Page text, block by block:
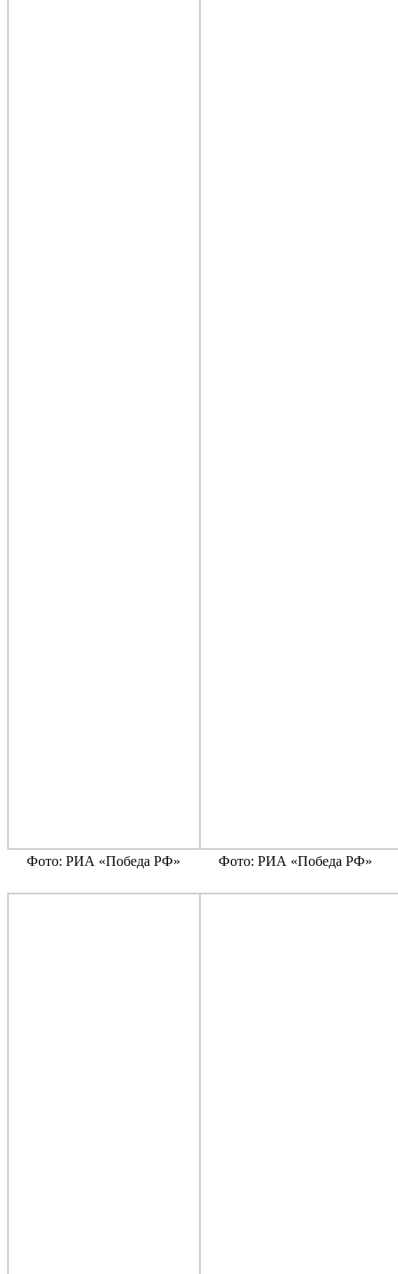
Фото: РИА «Победа РФ» Фото: РИА «Победа РФ»